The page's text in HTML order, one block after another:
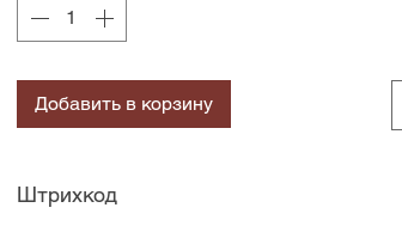
Добавить в корзину
Штрихкод